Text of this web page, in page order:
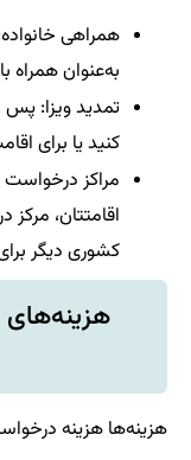
همراهی
به‌عنوان
تمدید ویزا: پس
کنید یا برای
مراکز
اقامتتان، مرکز
کشوری دیگر
هزینه‌های
هزینه‌ها هزینه درخواست ۷۶۶ پوند